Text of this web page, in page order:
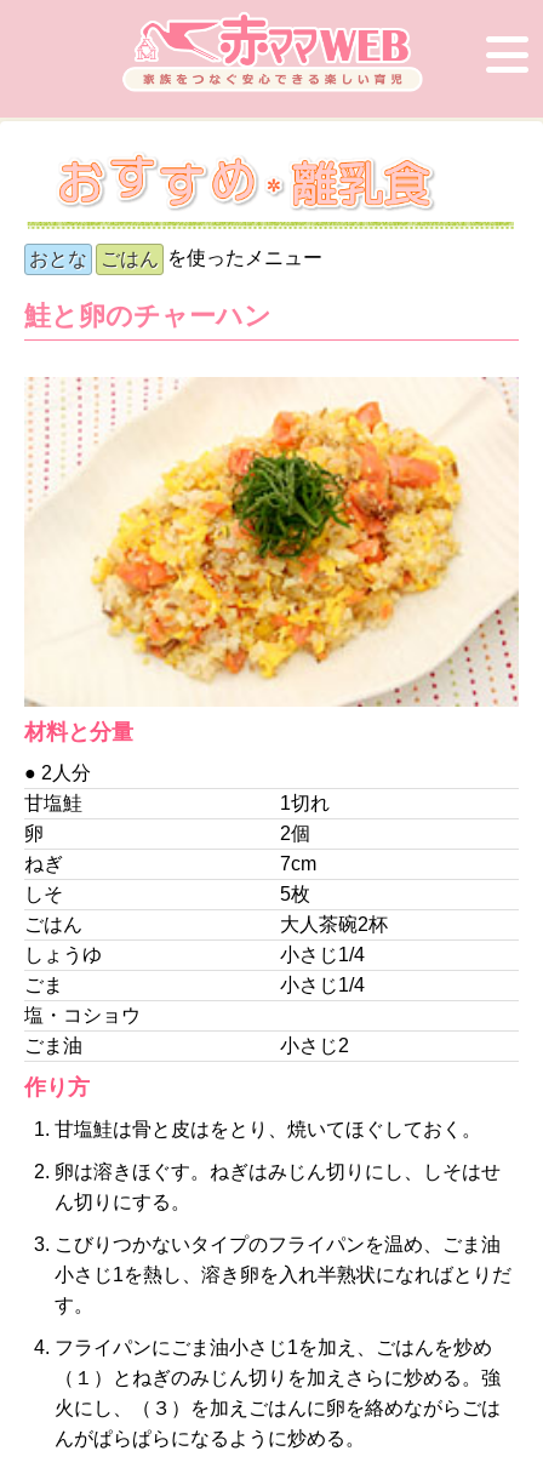
おとな ごはん を使ったメニュー
鮭と卵のチャーハン
材料と分量
● 2人分
甘塩鮭
1切れ
卵
2個
ねぎ
7cm
しそ
5枚
ごはん
大人茶碗2杯
しょうゆ
小さじ1/4
ごま
小さじ1/4
塩・コショウ
ごま油
小さじ2
作り方
甘塩鮭は骨と皮はをとり、焼いてほぐしておく。
卵は溶きほぐす。ねぎはみじん切りにし、しそはせ
ん切りにする。
こびりつかないタイプのフライパンを温め、ごま油
小さじ1を熱し、溶き卵を入れ半熟状になればとりだ
す。
フライパンにごま油小さじ1を加え、ごはんを炒め
（１）とねぎのみじん切りを加えさらに炒める。強
火にし、（３）を加えごはんに卵を絡めながらごは
んがぱらぱらになるように炒める。